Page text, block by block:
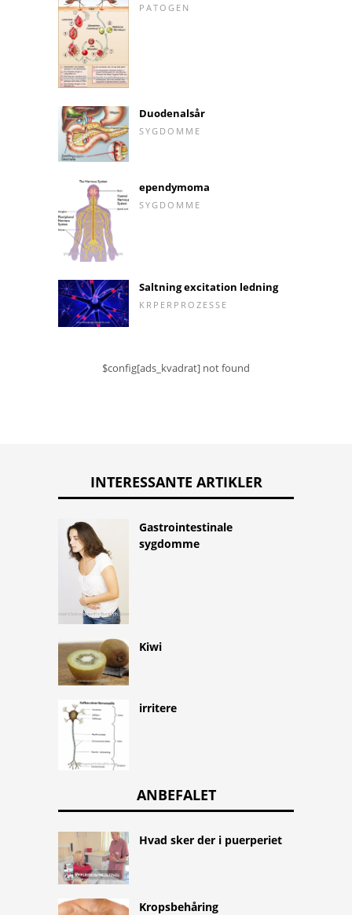
PATOGEN
Duodenalsår
SYGDOMME
ependymoma
SYGDOMME
Saltning excitation ledning
KRPERPROZESSE
$config[ads_kvadrat] not found
INTERESSANTE ARTIKLER
Gastrointestinale
sygdomme
Kiwi
irritere
ANBEFALET
Hvad sker der i puerperiet
Kropsbehåring